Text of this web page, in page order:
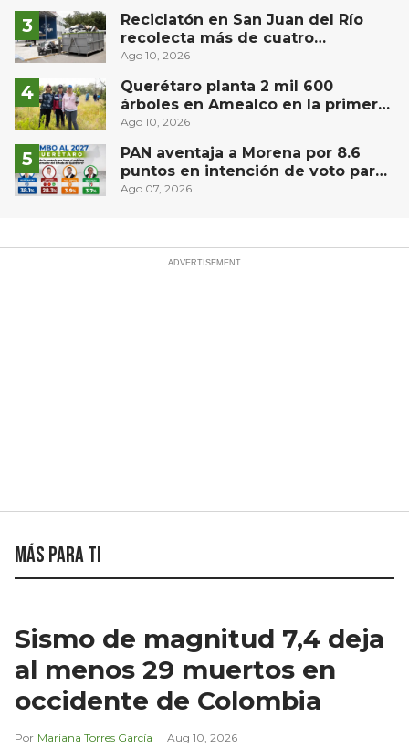
Reciclatón en San Juan del Río
recolecta más de cuatro
contenedores de electrónicos y
Ago 10, 2026
Querétaro planta 2 mil 600
árboles en Amealco en la primera
Jornada Nacional de
Ago 10, 2026
PAN aventaja a Morena por 8.6
puntos en intención de voto para
gubernatura de Querétaro, según
Ago 07, 2026
Más para ti
Sismo de magnitud 7,4 deja
al menos 29 muertos en
occidente de Colombia
Mariana Torres García Aug 10, 2026